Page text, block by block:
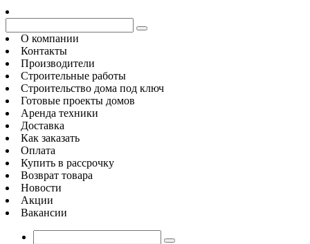
О компании
Контакты
Производители
Строительные работы
Строительство дома под ключ
Готовые проекты домов
Аренда техники
Доставка
Как заказать
Оплата
Купить в рассрочку
Возврат товара
Новости
Акции
Вакансии